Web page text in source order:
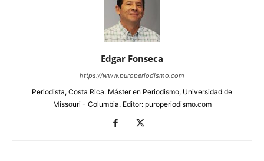
Edgar Fonseca
https://www.puroperiodismo.com
Periodista, Costa Rica. Máster en Periodismo, Universidad de
Missouri - Columbia. Editor: puroperiodismo.com